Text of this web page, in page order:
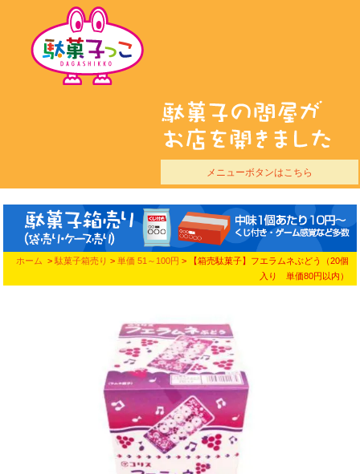
メニューボタンはこちら
ホーム > 駄菓子箱売り > 単価 51～100円 > 【箱売駄菓子】フエラムネぶどう（20個
入り 単価80円以内）